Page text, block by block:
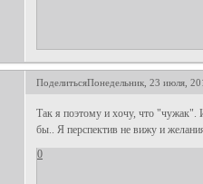
ПоделитьсяПонедельник, 23 июля,
Так я поэтому и хочу, что "чужак".
бы.. Я перспектив не вижу и
0